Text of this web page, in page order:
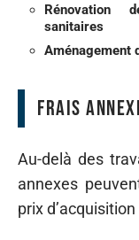
Rénovation
sanitaires
Aménagement
Frais
Au-delà des
annexes
prix d’acquisition